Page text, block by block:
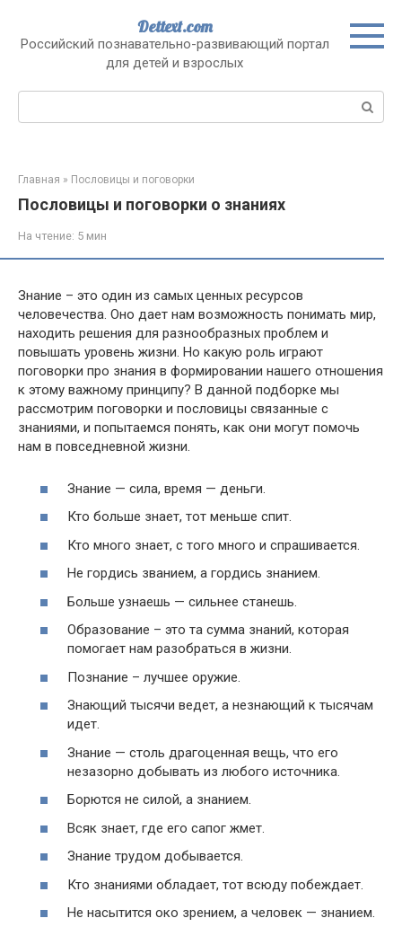
контенту
Dettext.com
Российский познавательно-развивающий портал
для детей и взрослых
Поиск:
Главная » Пословицы и поговорки
Пословицы и поговорки о знаниях
На чтение: 5 мин
Знание – это один из самых ценных ресурсов
человечества. Оно дает нам возможность понимать мир,
находить решения для разнообразных проблем и
повышать уровень жизни. Но какую роль играют
поговорки про знания в формировании нашего отношения
к этому важному принципу? В данной подборке мы
рассмотрим поговорки и пословицы связанные с
знаниями, и попытаемся понять, как они могут помочь
нам в повседневной жизни.
Знание — сила, время — деньги.
Кто больше знает, тот меньше спит.
Кто много знает, с того много и спрашивается.
Не гордись званием, а гордись знанием.
Больше узнаешь — сильнее станешь.
Образование – это та сумма знаний, которая
помогает нам разобраться в жизни.
Познание – лучшее оружие.
Знающий тысячи ведет, а незнающий к тысячам
идет.
Знание — столь драгоценная вещь, что его
незазорно добывать из любого источника.
Борются не силой, а знанием.
Всяк знает, где его сапог жмет.
Знание трудом добывается.
Кто знаниями обладает, тот всюду побеждает.
Не насытится око зрением, а человек — знанием.